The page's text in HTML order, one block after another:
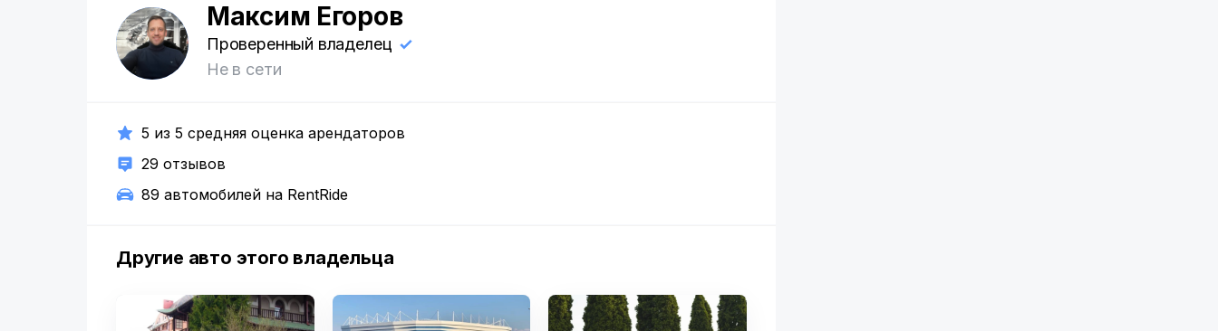
М
Максим Егоров
Проверенный владелец
Не в сети
5 из 5 средняя оценка арендаторов
29 отзывов
89 автомобилей на RentRide
Другие авто этого владельца